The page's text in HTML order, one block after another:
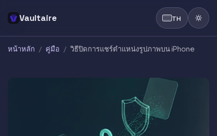
Vaultaire TH
หน้าหลัก / คู่มือ / วิธีปิดการแชร์ตำแหน่งรูปภาพบน iPhone